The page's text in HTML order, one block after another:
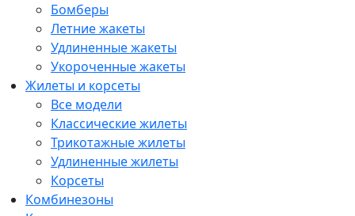
Бомберы
Летние жакеты
Удлиненные жакеты
Укороченные жакеты
Жилеты и корсеты
Все модели
Классические жилеты
Трикотажные жилеты
Удлиненные жилеты
Корсеты
Комбинезоны